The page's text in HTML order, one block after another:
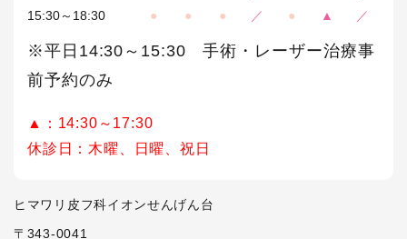
15:30～18:30
● ● ● ／ ● ▲ ／
※平日14:30～15:30 手術・レーザー治療事
前予約のみ
▲：14:30～17:30
休診日：木曜、日曜、祝日
ヒマワリ皮フ科イオンせんげん台
〒343-0041